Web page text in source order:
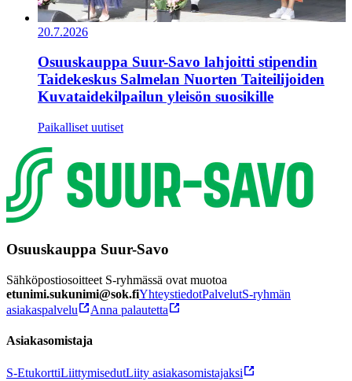
20.7.2026
Osuuskauppa Suur-Savo lahjoitti stipendin
Taidekeskus Salmelan Nuorten Taiteilijoiden
Kuvataidekilpailun yleisön suosikille
Paikalliset uutiset
Osuuskauppa Suur-Savo
Sähköpostiosoitteet S-ryhmässä ovat muotoa
etunimi.sukunimi@sok.fiYhteystiedotPalvelutS-ryhmän
asiakaspalvelu
Anna palautetta
Asiakasomistaja
S-EtukorttiLiittymisedutLiity asiakasomistajaksi